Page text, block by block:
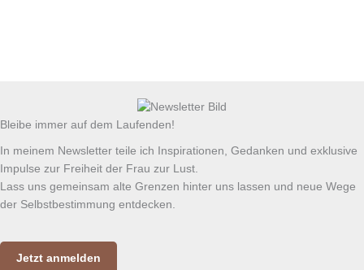
Bleibe immer auf dem Laufenden!
In meinem Newsletter teile ich Inspirationen, Gedanken und exklusive
Impulse zur Freiheit der Frau zur Lust.
Lass uns gemeinsam alte Grenzen hinter uns lassen und neue Wege
der Selbstbestimmung entdecken.
Jetzt anmelden